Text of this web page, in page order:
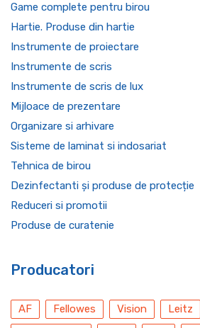
Game complete pentru birou
Hartie. Produse din hartie
Instrumente de proiectare
Instrumente de scris
Instrumente de scris de lux
Mijloace de prezentare
Organizare si arhivare
Sisteme de laminat si indosariat
Tehnica de birou
Dezinfectanti și produse de protecție
Reduceri si promotii
Produse de curatenie
Producatori
AF Fellowes Vision Leitz